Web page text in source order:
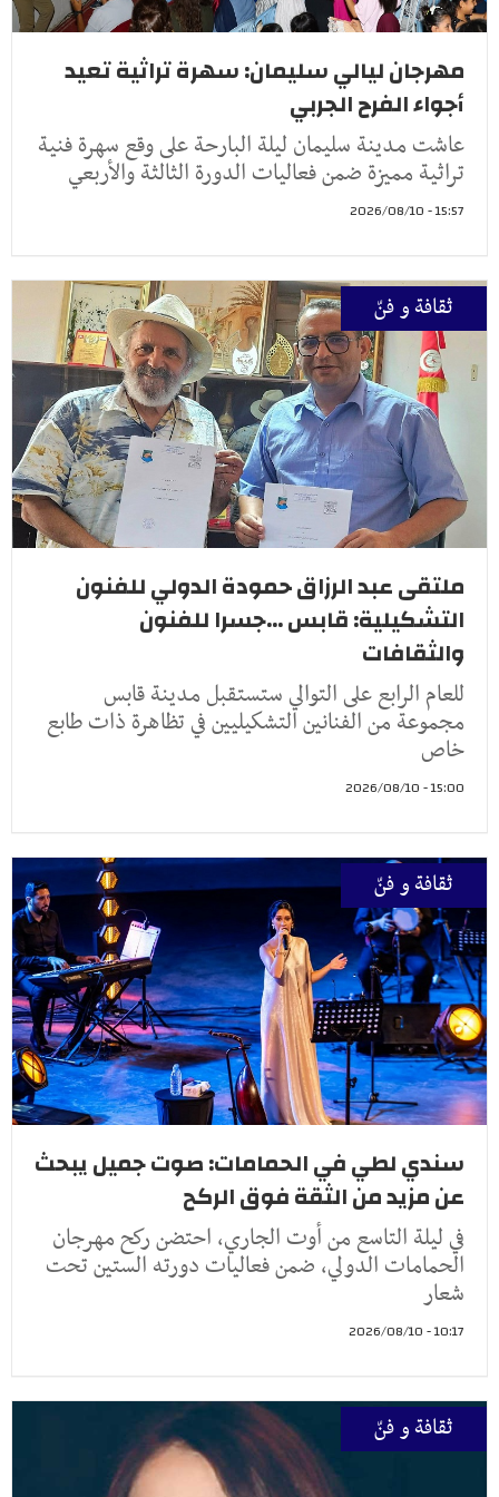
مهرجان ليالي سليمان: سهرة تراثية تعيد
أجواء الفرح الجربي
عاشت مدينة سليمان ليلة البارحة على وقع سهرة فنية
تراثية مميزة ضمن فعاليات الدورة الثالثة والأربعي
15:57 - 2026/08/10
ثقافة و فنّ
ملتقى عبد الرزاق حمودة الدولي للفنون
التشكيلية: قابس ...جسرا للفنون
والثقافات
للعام الرابع على التوالي ستستقبل مدينة قابس
مجموعة من الفنانين التشكيليين في تظاهرة ذات طابع
خاص
15:00 - 2026/08/10
ثقافة و فنّ
سندي لطي في الحمامات: صوت جميل يبحث
عن مزيد من الثقة فوق الركح
في ليلة التاسع من أوت الجاري، احتضن ركح مهرجان
الحمامات الدولي، ضمن فعاليات دورته الستين تحت
شعار
10:17 - 2026/08/10
ثقافة و فنّ